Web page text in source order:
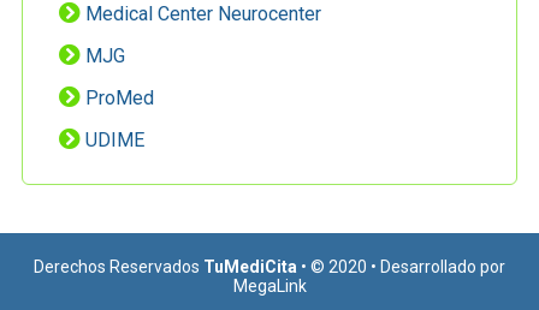
Medical Center Neurocenter
MJG
ProMed
UDIME
Derechos Reservados TuMediCita • © 2020 • Desarrollado por
MegaLink